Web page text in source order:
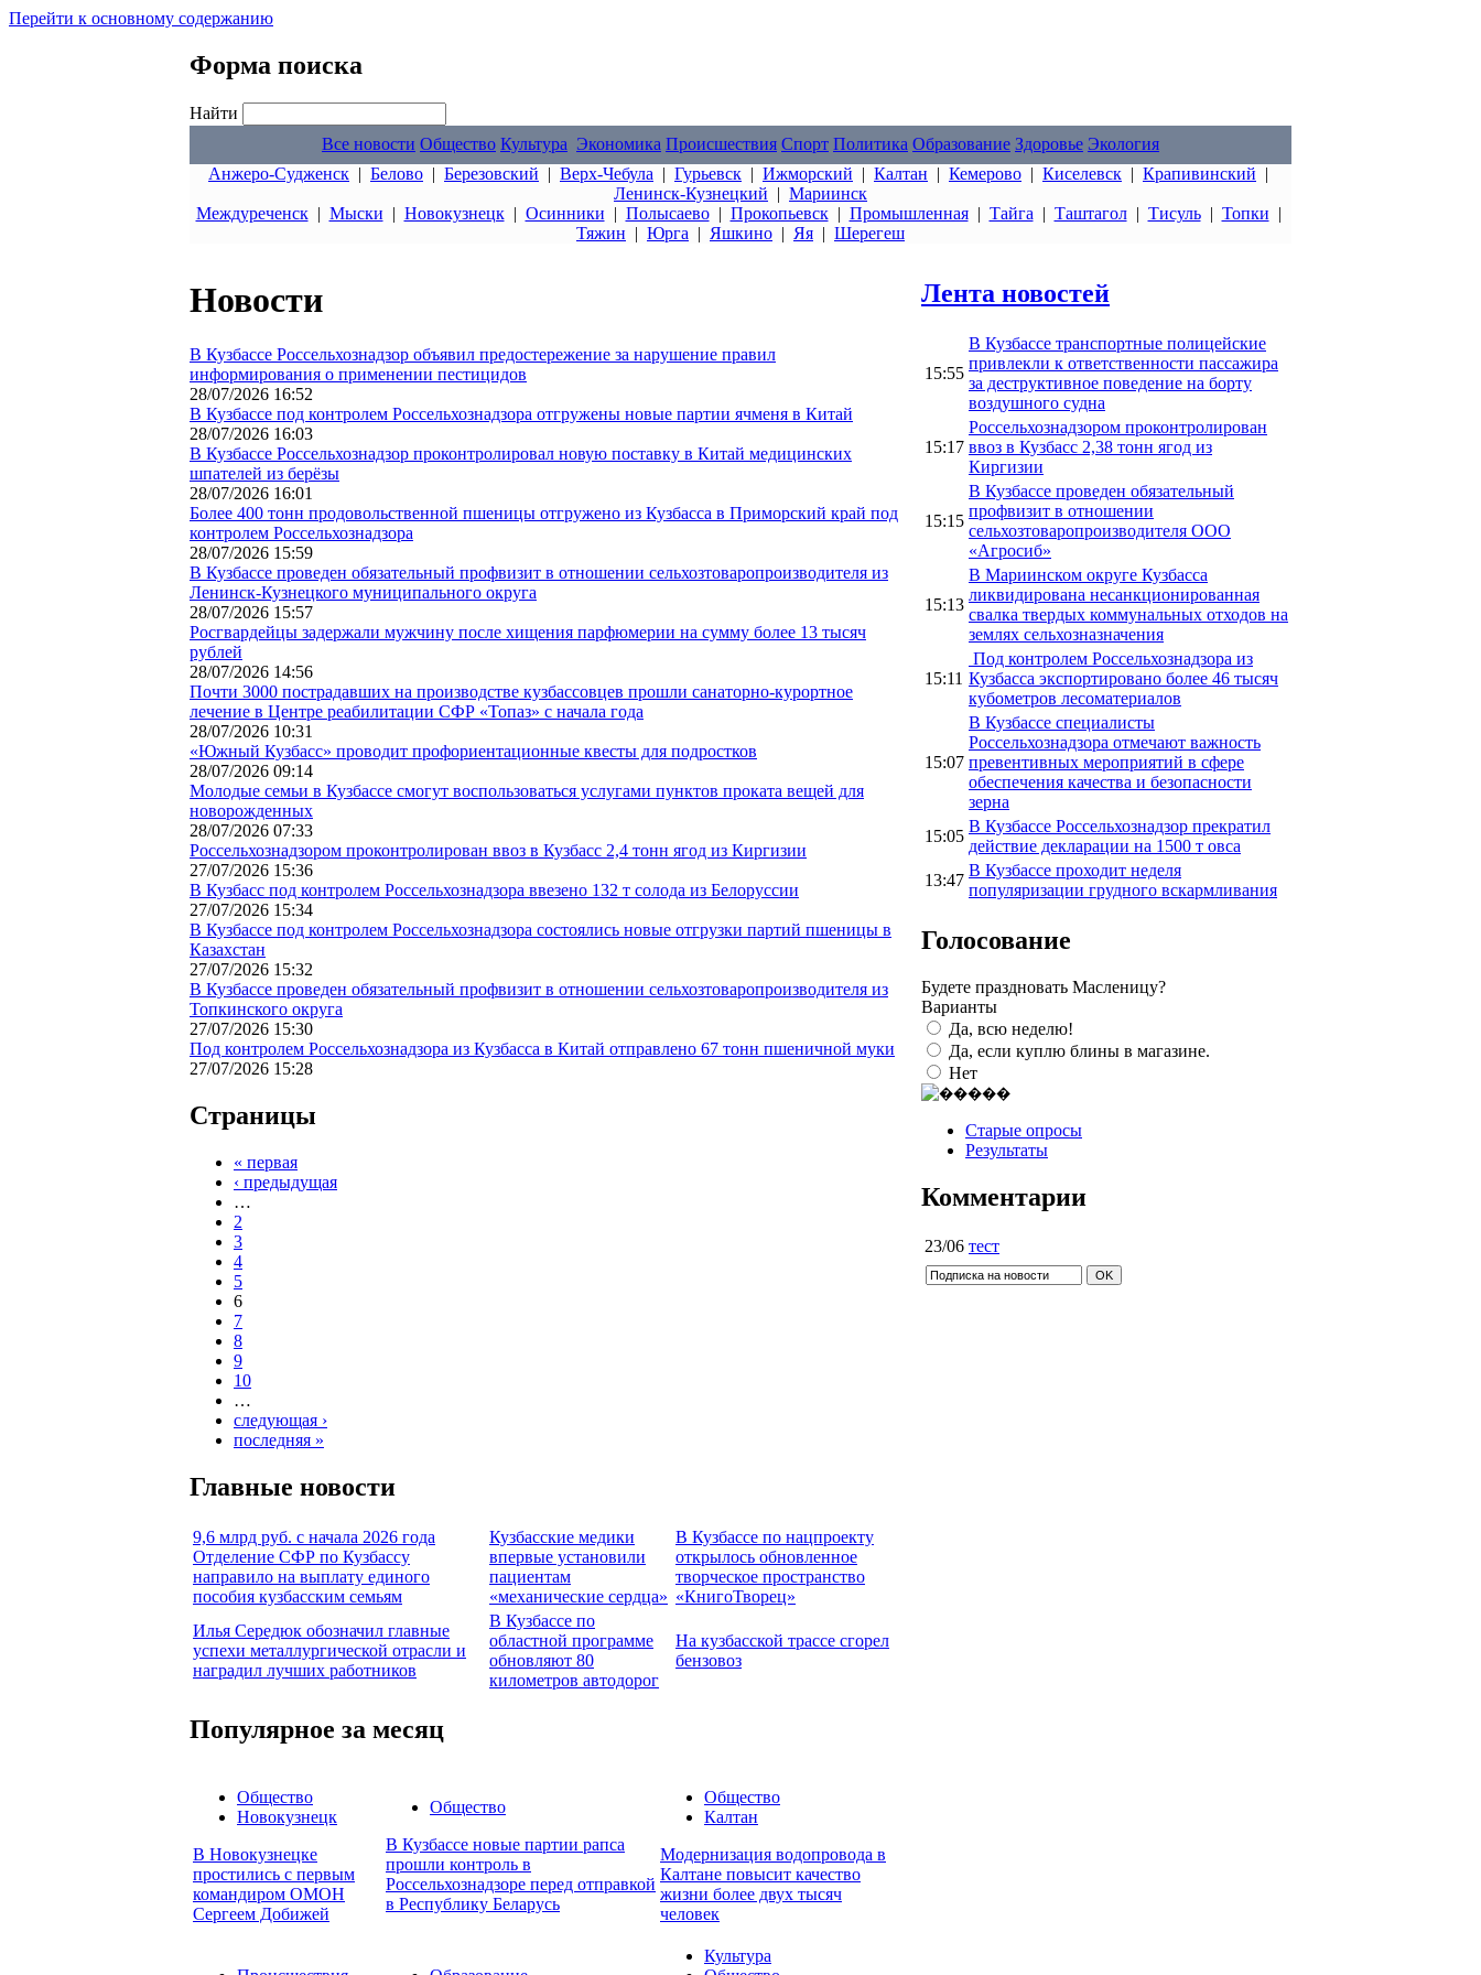
Перейти к основному содержанию
Форма поиска
Найти
Все новости Общество Культура Экономика Происшествия Спорт Политика Образование Здоровье Экология
Анжеро-Судженск | Белово | Березовский | Верх-Чебула | Гурьевск | Ижморский | Калтан | Кемерово | Киселевск | Крапивинский |
Ленинск-Кузнецкий | Мариинск
Междуреченск| Мыски | Новокузнецк| Осинники | Полысаево| Прокопьевск| Промышленная| Тайга | Таштагол| Тисуль| Топки |
Тяжин | Юрга | Яшкино | Яя | Шерегеш
Новости
В Кузбассе Россельхознадзор объявил предостережение за нарушение правил
информирования о применении пестицидов
28/07/2026 16:52
В Кузбассе под контролем Россельхознадзора отгружены новые партии ячменя в Китай
28/07/2026 16:03
В Кузбассе Россельхознадзор проконтролировал новую поставку в Китай медицинских
шпателей из берёзы
28/07/2026 16:01
Более 400 тонн продовольственной пшеницы отгружено из Кузбасса в Приморский край под
контролем Россельхознадзора
28/07/2026 15:59
В Кузбассе проведен обязательный профвизит в отношении сельхозтоваропроизводителя из
Ленинск-Кузнецкого муниципального округа
28/07/2026 15:57
Росгвардейцы задержали мужчину после хищения парфюмерии на сумму более 13 тысяч
рублей
28/07/2026 14:56
Почти 3000 пострадавших на производстве кузбассовцев прошли санаторно-курортное
лечение в Центре реабилитации СФР «Топаз» с начала года
28/07/2026 10:31
«Южный Кузбасс» проводит профориентационные квесты для подростков
28/07/2026 09:14
Молодые семьи в Кузбассе смогут воспользоваться услугами пунктов проката вещей для
новорожденных
28/07/2026 07:33
Россельхознадзором проконтролирован ввоз в Кузбасс 2,4 тонн ягод из Киргизии
27/07/2026 15:36
В Кузбасс под контролем Россельхознадзора ввезено 132 т солода из Белоруссии
27/07/2026 15:34
В Кузбассе под контролем Россельхознадзора состоялись новые отгрузки партий пшеницы в
Казахстан
27/07/2026 15:32
В Кузбассе проведен обязательный профвизит в отношении сельхозтоваропроизводителя из
Топкинского округа
27/07/2026 15:30
Под контролем Россельхознадзора из Кузбасса в Китай отправлено 67 тонн пшеничной муки
27/07/2026 15:28
Страницы
« первая
‹ предыдущая
…
2
3
4
5
6
7
8
9
10
…
следующая ›
последняя »
Главные новости
9,6 млрд руб. с начала 2026 года
Отделение СФР по Кузбассу
направило на выплату единого
пособия кузбасским семьям
Кузбасские медики
впервые установили
пациентам
«механические сердца»
В Кузбассе по нацпроекту
открылось обновленное
творческое пространство
«КнигоТворец»
Илья Середюк обозначил главные
успехи металлургической отрасли и
наградил лучших работников
В Кузбассе по
областной программе
обновляют 80
километров автодорог
На кузбасской трассе сгорел
бензовоз
Популярное за месяц
Общество
Новокузнецк
В Новокузнецке
простились с первым
командиром ОМОН
Сергеем Добижей
Общество
В Кузбассе новые партии рапса
прошли контроль в
Россельхознадзоре перед отправкой
в Республику Беларусь
Общество
Калтан
Модернизация водопровода в
Калтане повысит качество
жизни более двух тысяч
человек
Культура
Лента новостей
15:55
В Кузбассе транспортные полицейские
привлекли к ответственности пассажира
за деструктивное поведение на борту
воздушного судна
15:17
Россельхознадзором проконтролирован
ввоз в Кузбасс 2,38 тонн ягод из
Киргизии
15:15
В Кузбассе проведен обязательный
профвизит в отношении
сельхозтоваропроизводителя ООО
«Агросиб»
15:13
В Мариинском округе Кузбасса
ликвидирована несанкционированная
свалка твердых коммунальных отходов на
землях сельхозназначения
15:11
Под контролем Россельхознадзора из
Кузбасса экспортировано более 46 тысяч
кубометров лесоматериалов
15:07
В Кузбассе специалисты
Россельхознадзора отмечают важность
превентивных мероприятий в сфере
обеспечения качества и безопасности
зерна
15:05
В Кузбассе Россельхознадзор прекратил
действие декларации на 1500 т овса
13:47
В Кузбассе проходит неделя
популяризации грудного вскармливания
Голосование
Будете праздновать Масленицу?
Варианты
Да, всю неделю!
Да, если куплю блины в магазине.
Нет
Старые опросы
Результаты
Комментарии
23/06 тест